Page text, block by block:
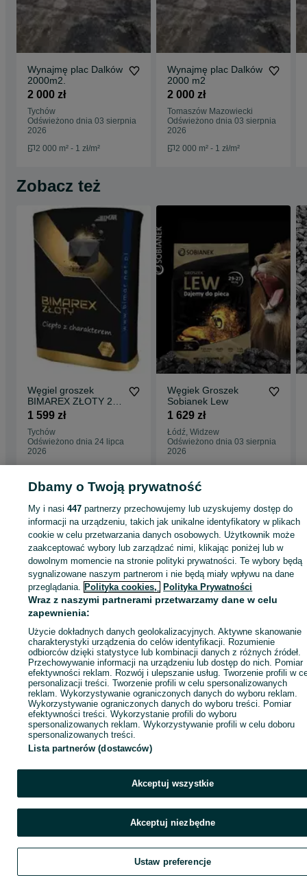
Wynajmę plac Dalków
2000m2.
2 000 zł
Tychów
Odświeżono dnia 03 sierpnia
2026
2 000 m² - 1 zł/m²
Wynajmę plac Dalków
2000 m2
2 000 zł
Tomaszów Mazowiecki
Odświeżono dnia 03 sierpnia
2026
2 000 m² - 1 zł/m²
Zobacz też
Węgiel groszek
BIMAREX ZŁOTY 27-
29 MJ/kg
1 599 zł
Tychów
Odświeżono dnia 24 lipca
2026
Węgiek Groszek
Sobianek Lew
1 629 zł
Łódź, Widzew
Odświeżono dnia 03 sierpnia
2026
Strona główna Dom i Ogród Ogrzewanie
Węgiel - Rawa Mazowiecka
KATEGORIA
984841796 Wyświetlenia:
Zadzwoń / SMS
Dbamy o Twoją prywatność
My i nasi447 partnerzy przechowujemy lub uzyskujemy dostęp do
informacji na urządzeniu, takich jak unikalne identyfikatory w plikach
cookie w celu przetwarzania danych osobowych. Użytkownik może
zaakceptować wybory lub zarządzać nimi, klikając poniżej lub w
dowolnym momencie na stronie polityki prywatności. Te wybory będą
sygnalizowane naszym partnerom i nie będą miały wpływu na dane
przeglądania. Polityka cookies, Polityka Prywatności
Wraz z naszymi partnerami przetwarzamy dane w celu
zapewnienia:
Użycie dokładnych danych geolokalizacyjnych. Aktywne skanowanie
charakterystyki urządzenia do celów identyfikacji. Rozumienie
odbiorców dzięki statystyce lub kombinacji danych z różnych źródeł.
Przechowywanie informacji na urządzeniu lub dostęp do nich. Pomiar
efektywności reklam. Rozwój i ulepszanie usług. Tworzenie profili w
personalizacji treści. Tworzenie profili w celu spersonalizowanych
reklam. Wykorzystywanie ograniczonych danych do wyboru reklam.
Wykorzystywanie ograniczonych danych do wyboru treści. Pomiar
efektywności treści. Wykorzystanie profili do wyboru
spersonalizowanych reklam. Wykorzystywanie profili w celu doboru
spersonalizowanych treści.
Lista partnerów (dostawców)
Akceptuj wszystkie
Akceptuj niezbędne
Ustaw preferencje